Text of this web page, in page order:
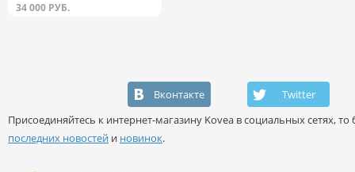
34 000 РУБ.
Вконтакте
Twitter
Присоединяйтесь к интернет-магазину Kovea в социальных сетях, то
последних новостей и новинок.